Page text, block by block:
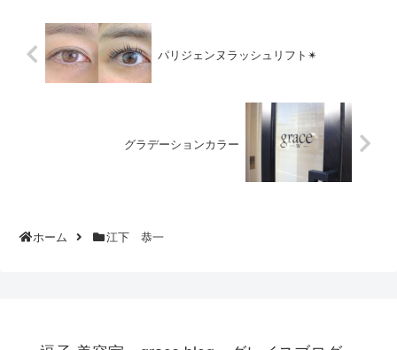
パリジェンヌラッシュリフト✴︎
グラデーションカラー
ホーム 江下 恭一